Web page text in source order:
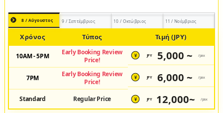
8 / Αύγουστος 9 / Σεπτέμβριος 10 / Οκτώβριος 11 / Νοέμβριος
Χρόνος Τύπος Τιμή (JPY)
10AM - 5PM
Early Booking Review
Price!
¥ JPY 5,000 ~ /pax
7PM
Early Booking Review
Price!
¥ JPY 6,000 ~ /pax
Standard Regular Price ¥ JPY 12,000~ /pax